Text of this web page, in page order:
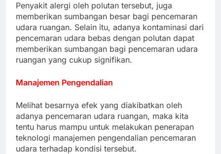
Penyakit alergi oleh polutan tersebut, juga
memberikan sumbangan besar bagi pencemaran
udara ruangan. Selain itu, adanya kontaminasi dari
pencemaran udara bebas dengan polutan dapat
memberikan sumbangan bagi pencemaran udara
ruangan yang cukup signifikan.
Manajemen Pengendalian
Melihat besarnya efek yang diakibatkan oleh
adanya pencemaran udara ruangan, maka kita
tentu harus mampu untuk melakukan penerapan
teknologi manajemen pengendalian pencemaran
udara terhadap kondisi tersebut.